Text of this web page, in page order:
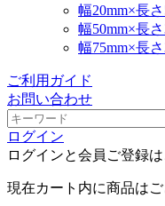
幅20mm×長
幅50mm×長
幅75mm×長
ご利用ガイド
お問い合わせ
ログイン
ログインと会員ご登録
現在カート内に商品はご